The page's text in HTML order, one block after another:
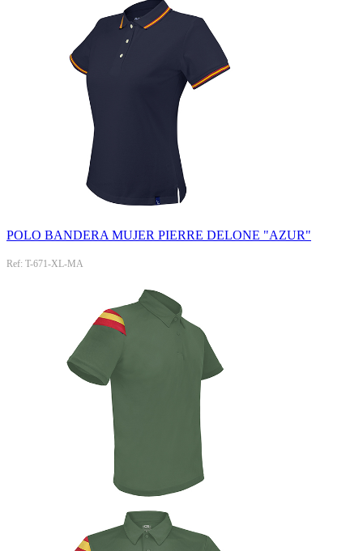
POLO BANDERA MUJER PIERRE DELONE "AZUR"
Ref: T-671-XL-MA